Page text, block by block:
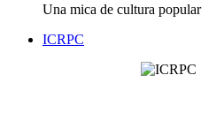
Una mica de cultura popular
ICRPC